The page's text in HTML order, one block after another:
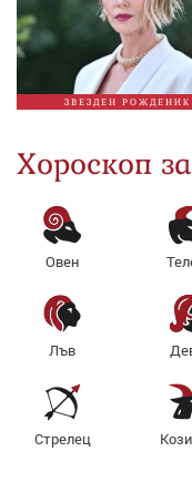
ЗВЕЗДЕН РОЖДЕНИК
Хороскоп
Овен
Лъв
Стрелец